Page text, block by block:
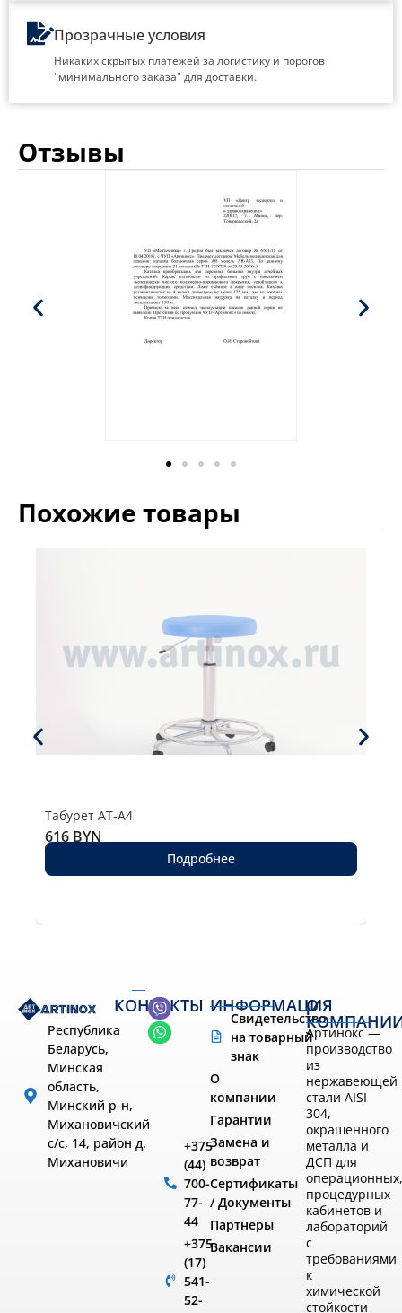
Прозрачные условия
Никаких скрытых платежей за логистику и порогов
"минимального заказа" для доставки.
Отзывы
Похожие товары
Табурет AT-A4
616 BYN
Подробнее
Республика
Беларусь,
Минская
область,
Минский р-н,
Михановичский
с/с, 14, район д.
Михановичи
КОНТАКТЫ
+375
(44)
700-
77-
44
+375
(17)
541-
52-
ИНФОРМАЦИЯ
Свидетельство
на товарный
знак
О
компании
Гарантии
Замена и
возврат
Сертификаты
/ Документы
Партнеры
Вакансии
О
Артинокс —
производство
из
нержавеющей
стали AISI
304,
окрашенного
металла и
ДСП для
операционных,
процедурных
кабинетов и
лабораторий
с
требованиями
к
химической
стойкости